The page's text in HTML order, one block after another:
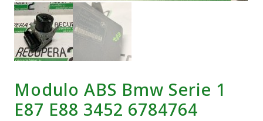
Modulo ABS Bmw Serie 1
E87 E88 3452 6784764